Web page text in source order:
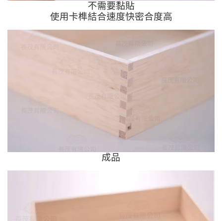
不需要黏貼
使用卡榫結合速度快密合度高
成品